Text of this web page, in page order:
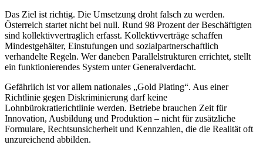
Das Ziel ist richtig. Die Umsetzung droht falsch zu werden.
Österreich startet nicht bei null. Rund 98 Prozent der Beschäftigten
sind kollektivvertraglich erfasst. Kollektivverträge schaffen
Mindestgehälter, Einstufungen und sozialpartnerschaftlich
verhandelte Regeln. Wer daneben Parallelstrukturen errichtet, stellt
ein funktionierendes System unter Generalverdacht.
Gefährlich ist vor allem nationales „Gold Plating“. Aus einer
Richtlinie gegen Diskriminierung darf keine
Lohnbürokratierichtlinie werden. Betriebe brauchen Zeit für
Innovation, Ausbildung und Produktion – nicht für zusätzliche
Formulare, Rechtsunsicherheit und Kennzahlen, die die Realität oft
unzureichend abbilden.